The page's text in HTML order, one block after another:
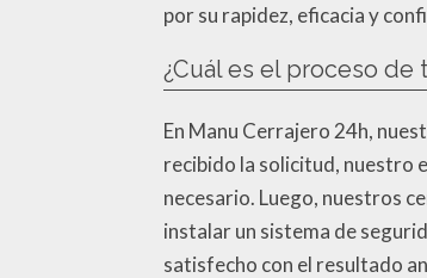
por su rapidez, eficacia y
¿Cuál es el proceso de
En Manu Cerrajero 24h,
recibido la solicitud, nuestro
necesario. Luego, nuestros
instalar un sistema de
satisfecho con el resultado